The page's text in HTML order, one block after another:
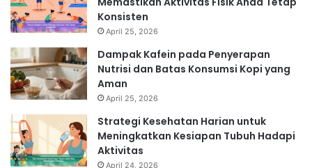
Konsisten
April 25, 2026
Dampak Kafein pada Penyerapan
Nutrisi dan Batas Konsumsi Kopi yang
Aman
April 25, 2026
Strategi Kesehatan Harian untuk
Meningkatkan Kesiapan Tubuh Hadapi
Aktivitas
April 24, 2026